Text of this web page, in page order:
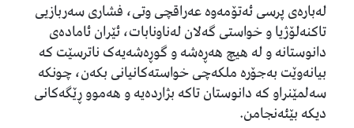
لەبارەی پرسی ئەتۆمەوە عەراقچی وتی، فشاری سەربازیی
تاکنەلۆژیا و خواستی گەلان لەناونابات، ئێران ئامادەی
دانوستانە و لە هیچ هەڕەشە و گوڕەشەیەک ناترسێت کە
بیانەوێت بەجۆرە ملکەچی خواستەکانیانی بکەن، چونکە
سەلمێنراو کە دانوستان تاکە بژاردەیە و هەموو ڕێگەکانی
دیکە بێئەنجامن.